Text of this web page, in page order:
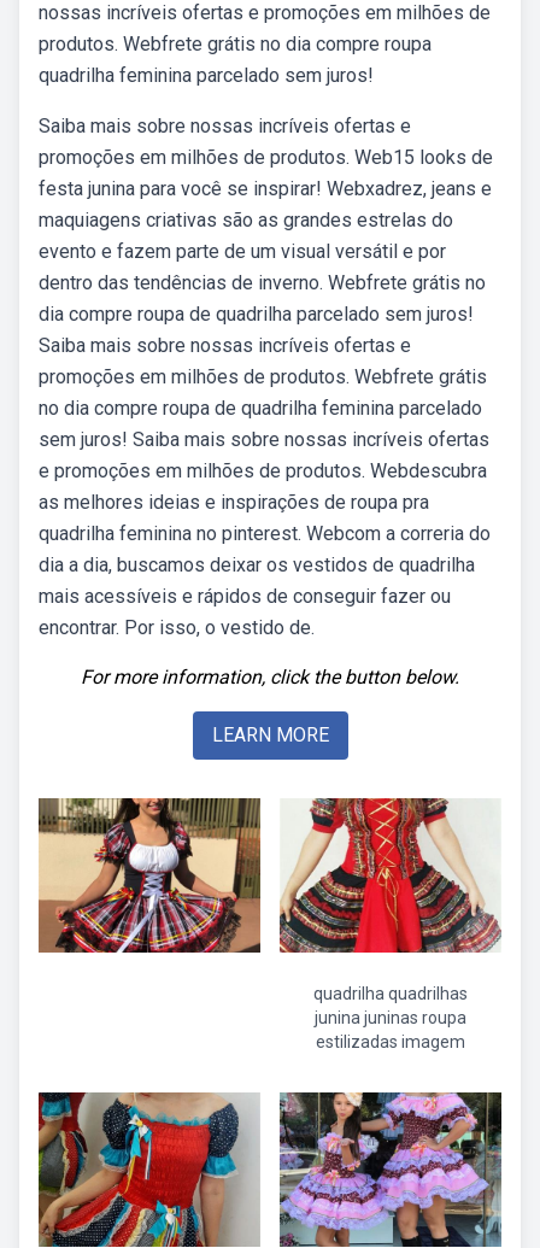
nossas incríveis ofertas e promoções em milhões de
produtos. Webfrete grátis no dia compre roupa
quadrilha feminina parcelado sem juros!
Saiba mais sobre nossas incríveis ofertas e
promoções em milhões de produtos. Web15 looks de
festa junina para você se inspirar! Webxadrez, jeans e
maquiagens criativas são as grandes estrelas do
evento e fazem parte de um visual versátil e por
dentro das tendências de inverno. Webfrete grátis no
dia compre roupa de quadrilha parcelado sem juros!
Saiba mais sobre nossas incríveis ofertas e
promoções em milhões de produtos. Webfrete grátis
no dia compre roupa de quadrilha feminina parcelado
sem juros! Saiba mais sobre nossas incríveis ofertas
e promoções em milhões de produtos. Webdescubra
as melhores ideias e inspirações de roupa pra
quadrilha feminina no pinterest. Webcom a correria do
dia a dia, buscamos deixar os vestidos de quadrilha
mais acessíveis e rápidos de conseguir fazer ou
encontrar. Por isso, o vestido de.
For more information, click the button below.
LEARN MORE
quadrilha quadrilhas
junina juninas roupa
estilizadas imagem